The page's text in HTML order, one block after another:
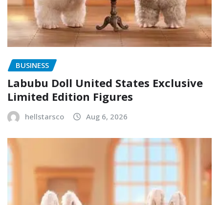
BUSINESS
Labubu Doll United States Exclusive
Limited Edition Figures
hellstarsco Aug 6, 2026